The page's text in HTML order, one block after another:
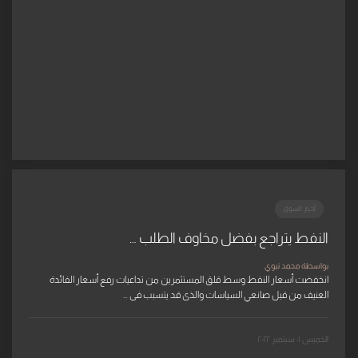
أخبار السوق
النفط يتراجع بفضل مخاوف الطلب …
بواسطة محمد نبوي
انخفضت أسعار النفط وسط قلق المستثمرين من تداعيات رفع أسعار الفائدة
العنيف من قبل صانعي السياسات والذى قد يتسبب فى …
الخميس ٠١ سبتمبر ٢٠٢٢